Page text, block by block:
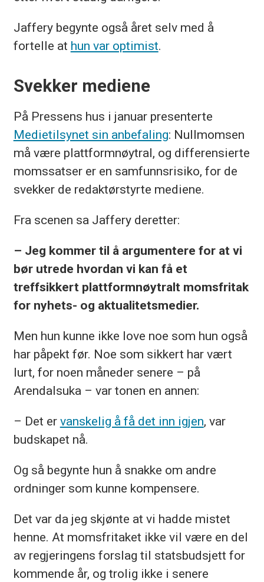
Jaffery begynte også året selv med å
fortelle at hun var optimist.
Svekker mediene
På Pressens hus i januar presenterte
Medietilsynet sin anbefaling: Nullmomsen
må være plattformnøytral, og differensierte
momssatser er en samfunnsrisiko, for de
svekker de redaktørstyrte mediene.
Fra scenen sa Jaffery deretter:
– Jeg kommer til å argumentere for at vi
bør utrede hvordan vi kan få et
treffsikkert plattformnøytralt momsfritak
for nyhets- og aktualitetsmedier.
Men hun kunne ikke love noe som hun også
har påpekt før. Noe som sikkert har vært
lurt, for noen måneder senere – på
Arendalsuka – var tonen en annen:
– Det er vanskelig å få det inn igjen, var
budskapet nå.
Og så begynte hun å snakke om andre
ordninger som kunne kompensere.
Det var da jeg skjønte at vi hadde mistet
henne. At momsfritaket ikke vil være en del
av regjeringens forslag til statsbudsjett for
kommende år, og trolig ikke i senere